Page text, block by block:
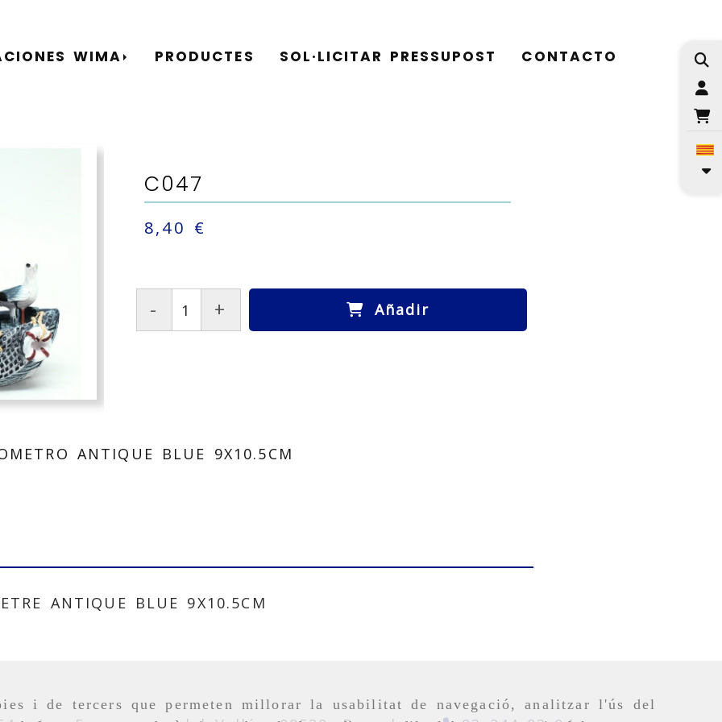
i de tercers que permeten millorar la usabilitat de navegació, analitzar l'ús del
WIMA PRODUCTES SOL·LICITAR PRESSUPOST CONTACTO
C047
8,40 €
- + Añadir
ANTIQUE BLUE 9X10.5CM
ANTIQUE BLUE 9X10.5CM